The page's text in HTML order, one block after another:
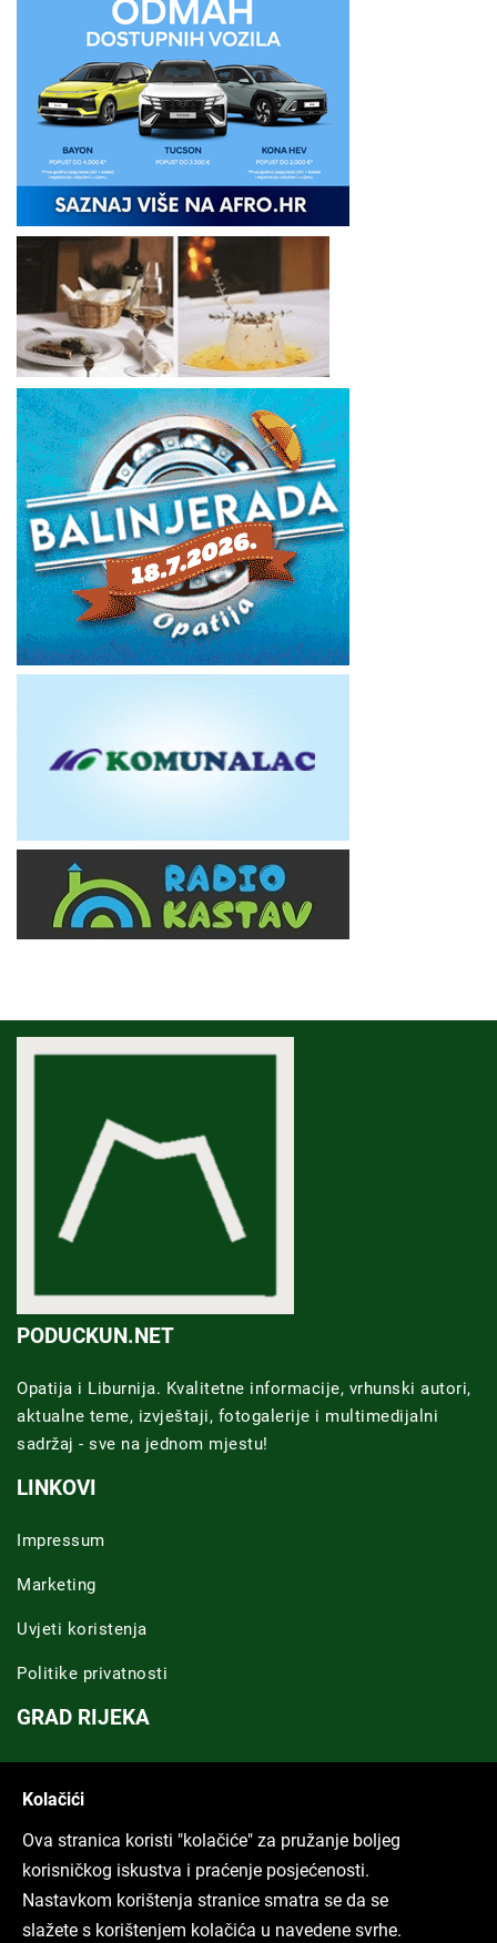
PODUCKUN.NET
Opatija i Liburnija. Kvalitetne informacije, vrhunski autori,
aktualne teme, izvještaji, fotogalerije i multimedijalni
sadržaj - sve na jednom mjestu!
LINKOVI
Impressum
Marketing
Uvjeti koristenja
Politike privatnosti
GRAD RIJEKA
ARHIVA TEKSTOVA
Svi tekstovi
Kolačići
Ova stranica koristi "kolačiće" za pružanje boljeg
korisničkog iskustva i praćenje posjećenosti.
Nastavkom korištenja stranice smatra se da se
slažete s korištenjem kolačića u navedene svrhe.